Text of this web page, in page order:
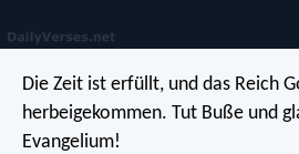
Die Zeit ist erfüllt, und das Reich
herbeigekommen. Tut Buße und
Evangelium!